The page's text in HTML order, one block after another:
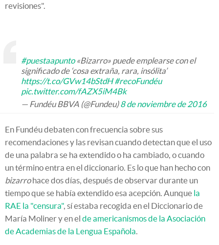
revisiones".
#puestaapunto«Bizarro» puede emplearse con el
significado de ‘cosa extraña, rara, insólita’
https://t.co/GVw14bStdH #recoFundéu
pic.twitter.com/fAZX5iM4Bk
— Fundéu BBVA (@Fundeu)8 de noviembre de 2016
En Fundéu debaten con frecuencia sobre sus
recomendaciones y las revisan cuando detectan que el uso
de una palabra se ha extendido o ha cambiado, o cuando
un término entra en el diccionario. Es lo que han hecho con
bizarrohace dos días, después de observar durante un
tiempo que se había extendido esa acepción. Aunque la
RAE la "censura", sí estaba recogida en el Diccionario de
María Moliner y en el de americanismos de la Asociación
de Academias de la Lengua Española